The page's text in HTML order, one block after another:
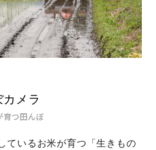
メラ
育つ田んぼ
ているお米が育つ「生きもの